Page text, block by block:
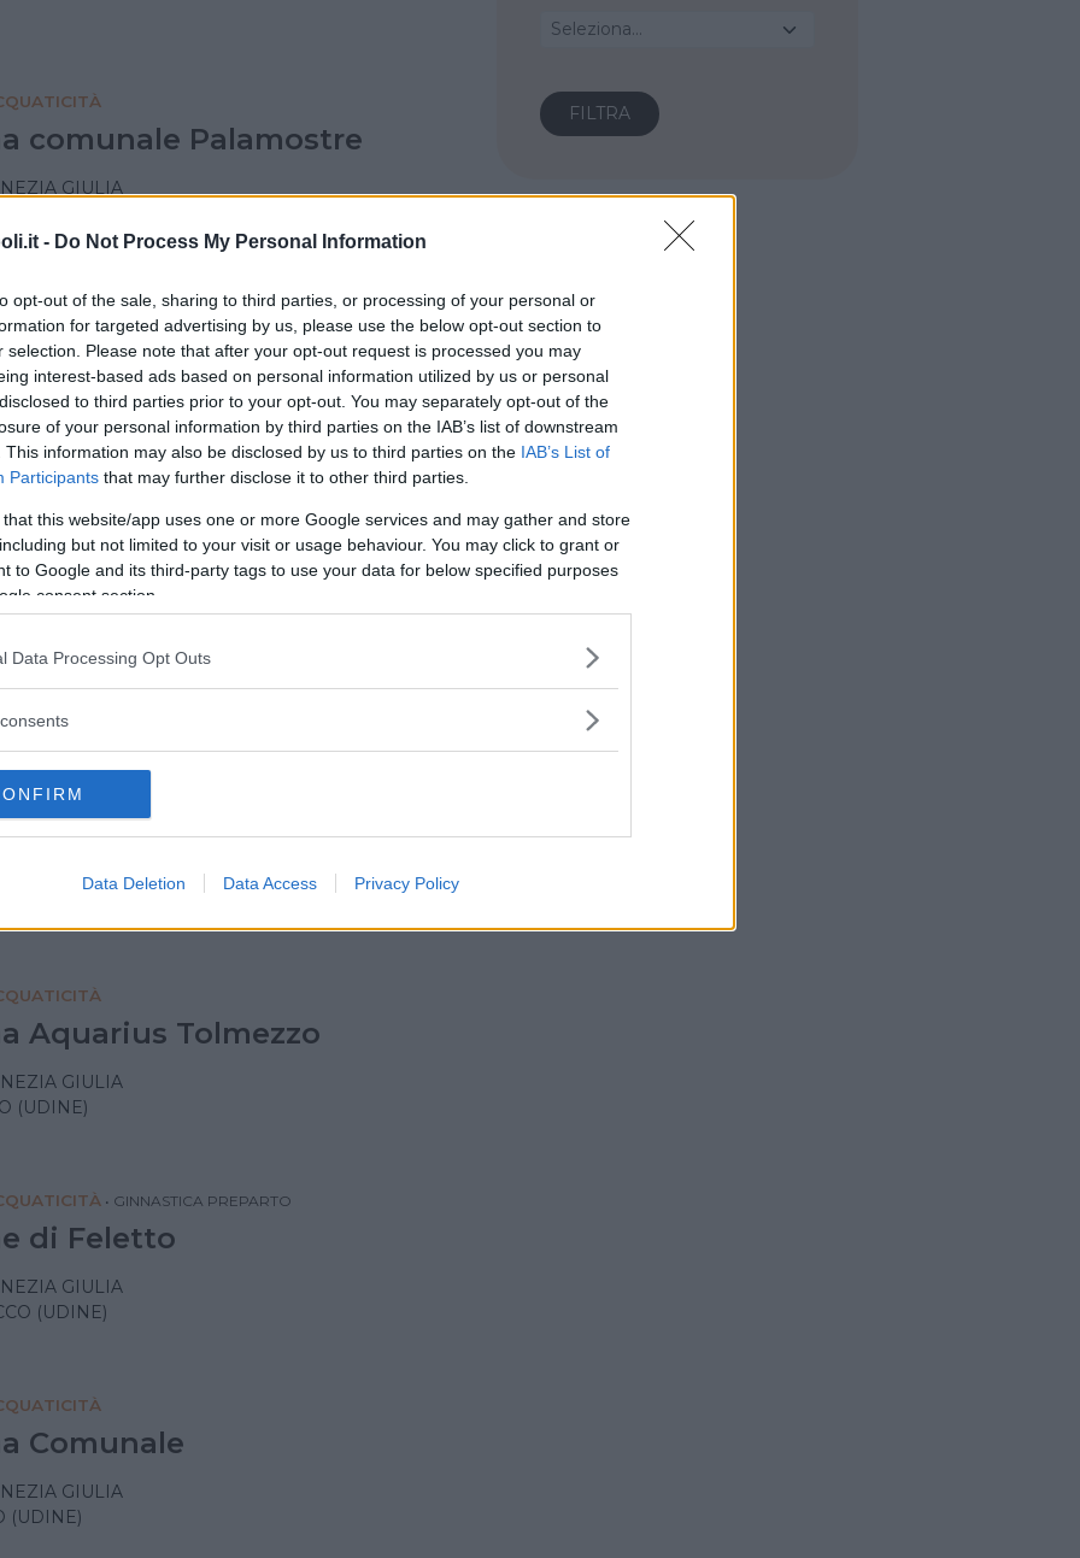
- Do Not Process My Personal Information
opt-out of the sale, sharing to third parties, or processing of your personal or
for targeted advertising by us, please use the below opt-out section to
selection. Please note that after your opt-out request is processed you may
interest-based ads based on personal information utilized by us or personal
to third parties prior to your opt-out. You may separately opt-out of the
of your personal information by third parties on the IAB’s list of downstream
This information may also be disclosed by us to third parties on the IAB’s List of
Participants that may further disclose it to other third parties.
that this website/app uses one or more Google services and may gather and store
but not limited to your visit or usage behaviour. You may click to grant or
to Google and its third-party tags to use your data for below specified purposes
consent section.
Data Processing Opt Outs
Data Deletion Data Access Privacy Policy
Seleziona...
comunale Palamostre
GIULIA
• DANZA
GIULIA
(UDINE)
Comunale di Cividale del
GIULIA
• GINNASTICA PREPARTO
Aquarius Magnano in
GIULIA
Aquarius Tolmezzo
GIULIA
(UDINE)
• GINNASTICA PREPARTO
di Feletto
GIULIA
(UDINE)
Comunale
GIULIA
(UDINE)